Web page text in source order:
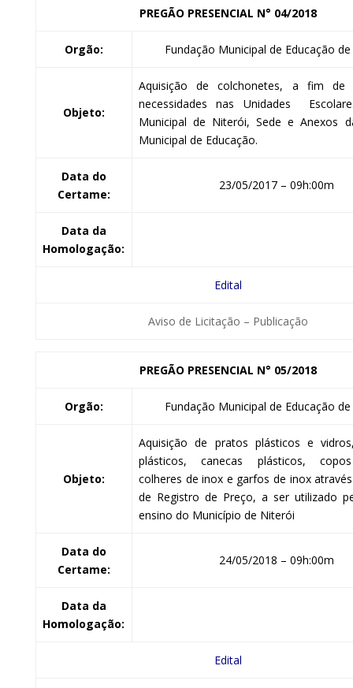
PREGÃO PRESENCIAL N° 04/2018
Orgão: Fundação Municipal de Educação
Objeto:
Aquisição de colchonetes, a fim de
necessidades nas Unidades
Municipal de Niterói, Sede e Anexos
Municipal de Educação.
Data do
Certame:
23/05/2017 – 09h:00m
Data da
Homologação:
Edital
Aviso de Licitação – Publicação
PREGÃO PRESENCIAL N° 05/2018
Orgão: Fundação Municipal de Educação
Objeto:
Aquisição de pratos plásticos e
plásticos, canecas plásticos,
colheres de inox e garfos de inox
de Registro de Preço, a ser utilizado
ensino do Município de Niterói
Data do
Certame:
24/05/2018 – 09h:00m
Data da
Homologação:
Edital